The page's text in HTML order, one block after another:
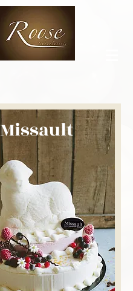
Missault